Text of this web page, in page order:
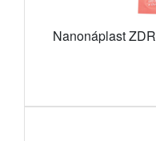
Nanonáplast